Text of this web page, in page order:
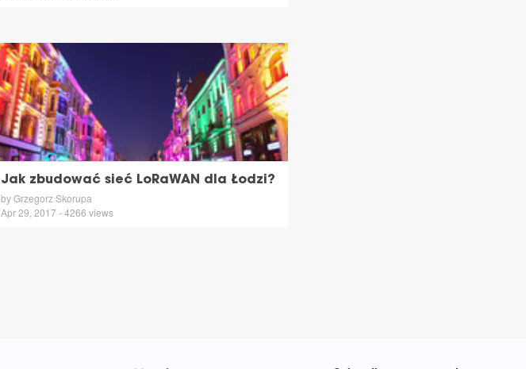
Jak zbudować sieć LoRaWAN dla Łodzi?
by Grzegorz Skorupa
Apr 29, 2017 - 4266 views